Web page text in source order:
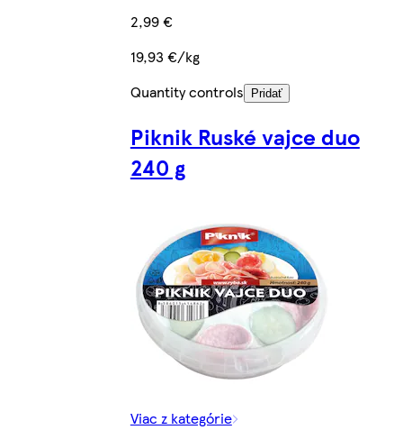
2,99 €
19,93 €/kg
Quantity controls
Pridať
Piknik Ruské vajce duo
240 g
Viac z kategórie